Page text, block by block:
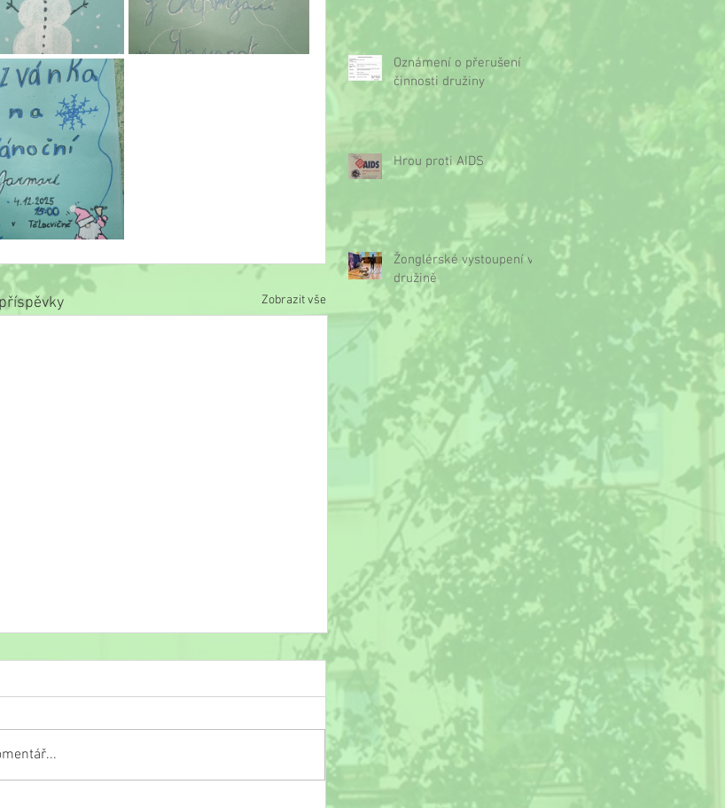
Zobrazit vše
Oznámení o přerušení
činnosti družiny
Hrou proti AIDS
Žonglérské vystoupení v
družině